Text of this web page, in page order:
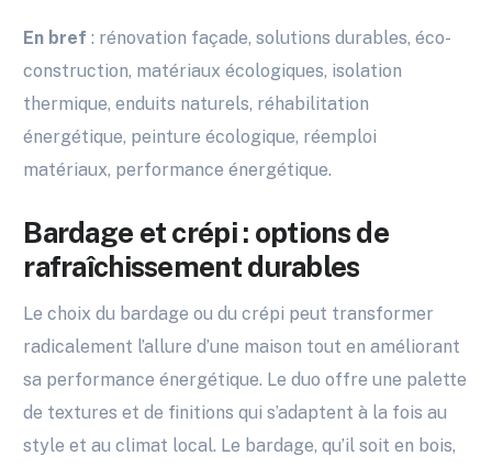
En bref : rénovation façade, solutions durables, éco-
construction, matériaux écologiques, isolation
thermique, enduits naturels, réhabilitation
énergétique, peinture écologique, réemploi
matériaux, performance énergétique.
Bardage et crépi : options de
rafraîchissement durables
Le choix du bardage ou du crépi peut transformer
radicalement l’allure d’une maison tout en améliorant
sa performance énergétique. Le duo offre une palette
de textures et de finitions qui s’adaptent à la fois au
style et au climat local. Le bardage, qu’il soit en bois,